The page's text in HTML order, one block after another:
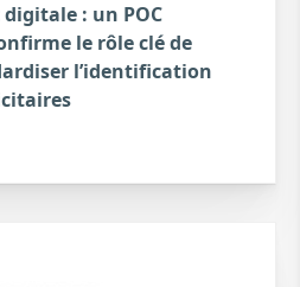
digitale : un POC
le rôle clé de
l’identification